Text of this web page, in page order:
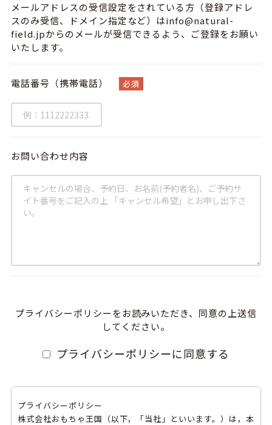
メールアドレスの受信設定をされている方（登録アドレ
スのみ受信、ドメイン指定など）はinfo@natural-
field.jpからのメールが受信できるよう、ご登録をお願い
いたします。
電話番号（携帯電話） 必須
お問い合わせ内容
プライバシーポリシーをお読みいただき、同意の上送信
してください。
プライバシーポリシーに同意する
プライバシーポリシー
株式会社おもちゃ王国（以下，「当社」といいます。）は，本